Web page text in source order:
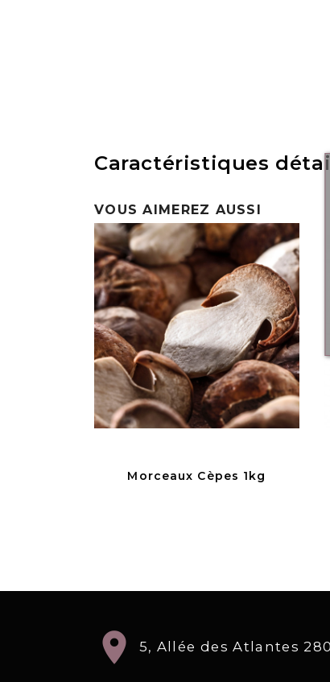
Caractéristiques
VOUS AIMEREZ AUSSI
Morceaux Cèpes 1kg
location_on 5, Allée des Atlantes